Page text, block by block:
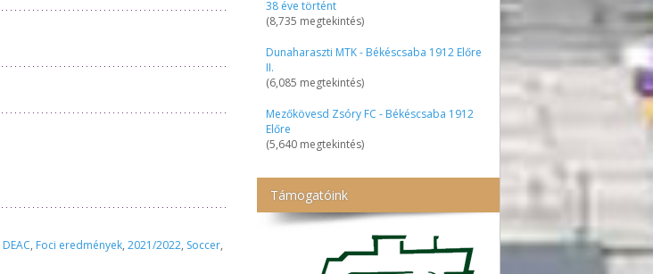
38 éve történt
(8,735 megtekintés)
Dunaharaszti MTK - Békéscsaba 1912 Előre
II.
(6,085 megtekintés)
Mezőkövesd Zsóry FC - Békéscsaba 1912
Előre
(5,640 megtekintés)
Támogatóink
DEAC, Foci eredmények, 2021/2022, Soccer,